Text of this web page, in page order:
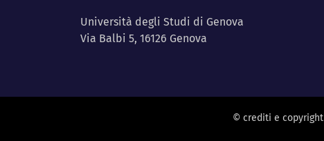
Università degli Studi di Genova
Via Balbi 5, 16126 Genova
© crediti e copyright